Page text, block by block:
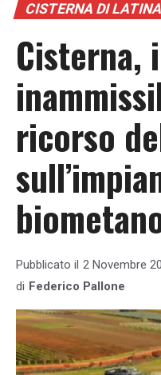
CISTERNA DI
Cisterna,
ricorso
Pubblicato il 2 Novembre
di Federico Pallone